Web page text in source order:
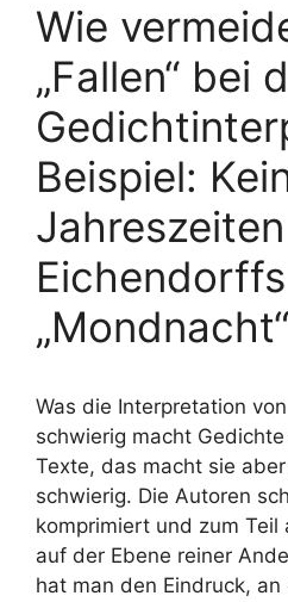
Wie
„Fallen“ bei
Beispiel:
Eichendorffs
„Mondnacht“
Was die Interpretation
schwierig macht
Texte, das macht sie
schwierig. Die Autoren
komprimiert und zum Teil
auf der Ebene reiner
hat man den Eindruck,